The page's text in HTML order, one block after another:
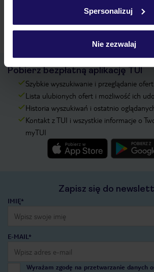
Spersonalizuj
Nie zezwalaj
Pobierz bezpłatną aplikację TUI
Szybkie wyszukiwanie i przeglądanie ofert
Lista ulubionych ofert i możliwość ich
Historia wyszukiwań i ostatnio
Kontakt z TUI i wszystkie informacje o
myTUI
Zapisz się do
IMIĘ*
E-MAIL*
Wyrażam zgodę na przetwarzanie danych